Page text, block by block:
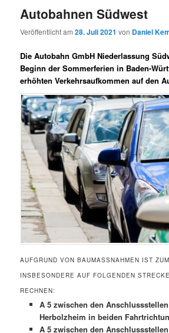
Autobahnen Südwest
Veröffentlicht am28. Juli 2021 von Daniel
Die Autobahn GmbH Niederlassung
Beginn der Sommerferien in Baden-
erhöhten Verkehrsaufkommen auf den
AUFGRUND VON BAUMASSNAHMEN IST ZUM
NSBESONDERE AUF FOLGENDEN
ECHNEN:
A 5 zwischen den
Herbolzheim in beiden
A 5 zwischen den